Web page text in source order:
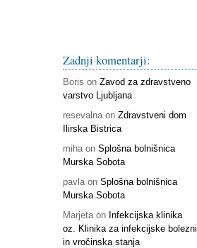
Zadnji komentarji:
Boris on Zavod za zdravstveno
varstvo Ljubljana
resevalnaon Zdravstveni dom
Ilirska Bistrica
mihaon Splošna bolnišnica
Murska Sobota
pavlaon Splošna bolnišnica
Murska Sobota
Marjetaon Infekcijska klinika
oz. Klinika za infekcijske bolezni
in vročinska stanja